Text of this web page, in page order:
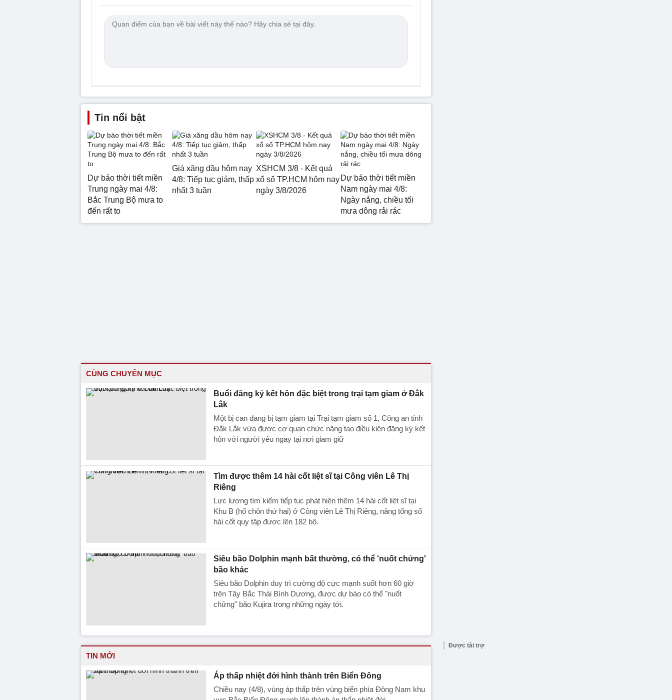
Tin nổi bật
Dự báo thời tiết miền
Trung ngày mai 4/8:
Bắc Trung Bộ mưa to
đến rất to
Giá xăng dầu hôm nay
4/8: Tiếp tục giảm, thấp
nhất 3 tuần
XSHCM 3/8 - Kết quả
xổ số TP.HCM hôm nay
ngày 3/8/2026
Dự báo thời tiết miền
Nam ngày mai 4/8:
Ngày nắng, chiều tối
mưa dông rải rác
CÙNG CHUYÊN MỤC
Buổi đăng ký kết hôn đặc biệt trong trại tạm giam ở Đắk
Lắk
Một bị can đang bị tạm giam tại Trại tạm giam số 1, Công an tỉnh
Đắk Lắk vừa được cơ quan chức năng tạo điều kiện đăng ký kết
hôn với người yêu ngay tại nơi giam giữ
Tìm được thêm 14 hài cốt liệt sĩ tại Công viên Lê Thị
Riêng
Lực lượng tìm kiếm tiếp tục phát hiện thêm 14 hài cốt liệt sĩ tại
Khu B (hố chôn thứ hai) ở Công viên Lê Thị Riêng, nâng tổng số
hài cốt quy tập được lên 182 bộ.
Siêu bão Dolphin mạnh bất thường, có thể 'nuốt chửng'
bão khác
Siêu bão Dolphin duy trì cường độ cực mạnh suốt hơn 60 giờ
trên Tây Bắc Thái Bình Dương, được dự báo có thể "nuốt
chửng" bão Kujira trong những ngày tới.
TIN MỚI
Áp thấp nhiệt đới hình thành trên Biển Đông
Chiều nay (4/8), vùng áp thấp trên vùng biển phía Đông Nam khu
Được tài trợ